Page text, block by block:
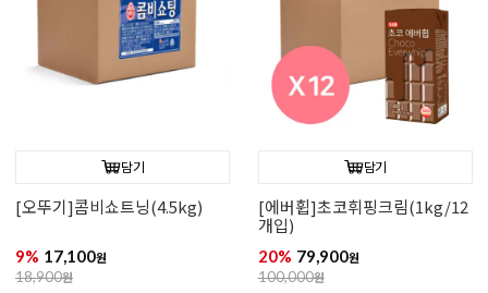
담기
[오뚜기]콤비쇼트닝(4.5kg)
9% 17,100원
18,900원
담기
[에버휩]초코휘핑크림(1kg/12
개입)
20% 79,900원
100,000원